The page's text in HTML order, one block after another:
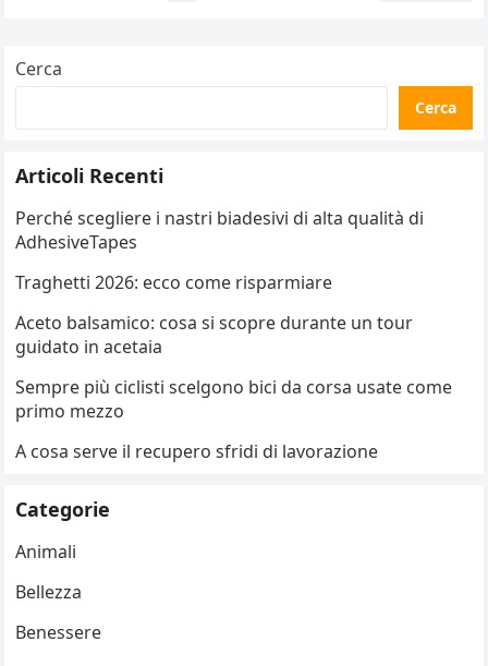
Cerca
Cerca
Articoli Recenti
Perché scegliere i nastri biadesivi di alta qualità di
AdhesiveTapes
Traghetti 2026: ecco come risparmiare
Aceto balsamico: cosa si scopre durante un tour
guidato in acetaia
Sempre più ciclisti scelgono bici da corsa usate come
primo mezzo
A cosa serve il recupero sfridi di lavorazione
Categorie
Animali
Bellezza
Benessere